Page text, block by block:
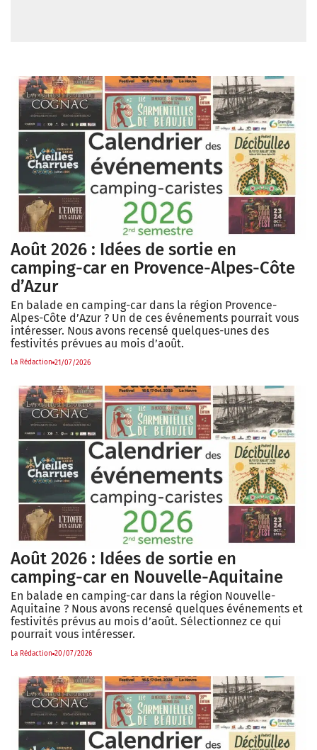
Août 2026 : Idées de sortie en
camping-car en Provence-Alpes-Côte
d’Azur
En balade en camping-car dans la région Provence-
Alpes-Côte d’Azur ? Un de ces événements pourrait vous
intéresser. Nous avons recensé quelques-unes des
festivités prévues au mois d’août.
La Rédaction 21/07/2026
Août 2026 : Idées de sortie en
camping-car en Nouvelle-Aquitaine
En balade en camping-car dans la région Nouvelle-
Aquitaine ? Nous avons recensé quelques événements et
festivités prévus au mois d’août. Sélectionnez ce qui
pourrait vous intéresser.
La Rédaction 20/07/2026